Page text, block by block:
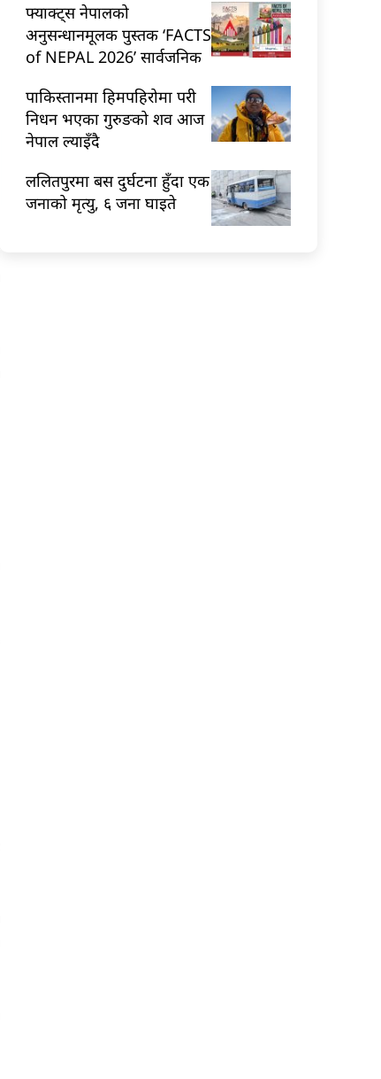
फ्याक्ट्स नेपालको
अनुसन्धानमूलक पुस्तक ‘FACTS
of NEPAL 2026’ सार्वजनिक
पाकिस्तानमा हिमपहिरोमा परी
निधन भएका गुरुङको शव आज
नेपाल ल्याइँदै
ललितपुरमा बस दुर्घटना हुँदा एक
जनाको मृत्यु, ६ जना घाइते